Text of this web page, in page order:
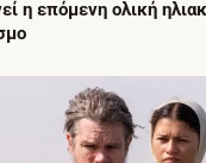
η επόμενη ολική